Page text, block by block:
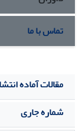
تماس با ما
مقالات آماده
شماره جاری